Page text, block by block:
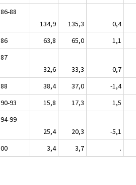
86-88
134,9
135,3 0,4
86 63,8 65,0 1,1
87
32,6
33,3 0,7
88 38,4 37,0 -1,4
90-93 15,8 17,3 1,5
94-99
25,4
20,3 -5,1
00 3,4 3,7 .